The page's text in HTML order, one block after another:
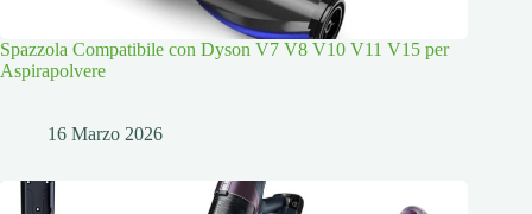
Spazzola Compatibile con Dyson V7 V8 V10 V11 V15 per
Aspirapolvere
16 Marzo 2026